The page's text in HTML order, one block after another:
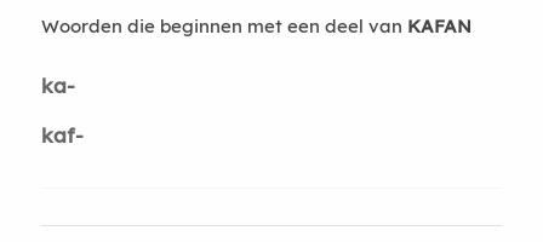
Woorden die beginnen met een deel van KAFAN
ka-
kaf-